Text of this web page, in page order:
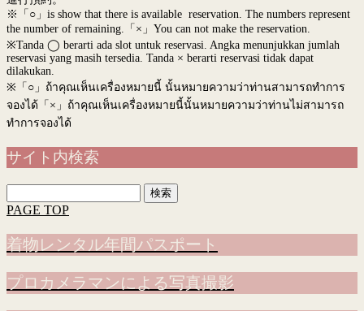
※「○」is show that there is available reservation. The numbers represent
the number of remaining.「×」You can not make the reservation.
※Tanda ◯ berarti ada slot untuk reservasi. Angka menunjukkan jumlah
reservasi yang masih tersedia. Tanda × berarti reservasi tidak dapat
dilakukan.
※ 「○」ถ้าคุณเห็นเครื่องหมายนี้ นั้นหมายความว่าท่านสามารถทำการ
จองได้「×」ถ้าคุณเห็นเครื่องหมายนี้นั้นหมายความว่าท่านไม่สามารถ
ทำการจองได้
サイト内検索
索:
PAGE TOP
着物レンタル年間パスポート
プロカメラマンによる写真撮影